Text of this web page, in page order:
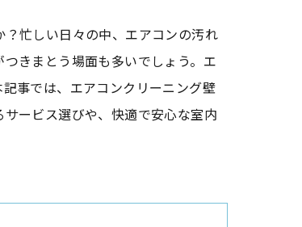
忙しい日々の中、エアコンの汚れ
きまとう場面も多いでしょう。エ
事では、エアコンクリーニング壁
ービス選びや、快適で安心な室内